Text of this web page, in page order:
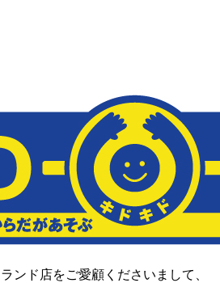
ンド店をご愛顧くださいまして、